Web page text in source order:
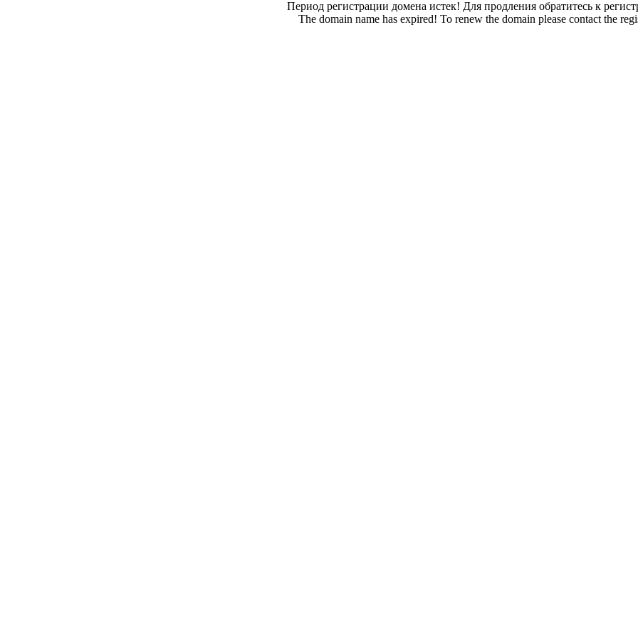
Период регистрации домена истек! Для продления обратитесь к
The domain name has expired! To renew the domain please contact the